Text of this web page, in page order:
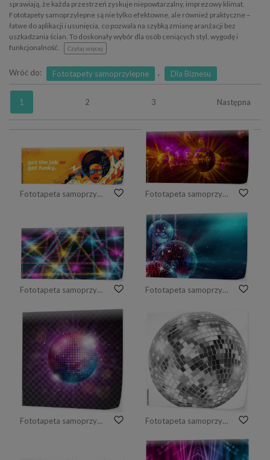
sprawiają, że każda przestrzeń zyskuje niepowtarzalny, imprezowy klimat.
Fototapety samoprzylepne są nie tylko efektowne, ale również praktyczne –
łatwe do aplikacji i usunięcia, co pozwala na szybką zmianę aranżacji bez
uszkadzania ścian. To doskonały wybór dla osób ceniących styl, wygodę i
funkcjonalność.
Czytaj więcej
Wróć do: Fototapety samoprzylepne , Dla Biznesu
1 2 3 Następna
Fototapeta samoprzylepna Funky style abstract illustration with female portrait and colorful splashing shapes. Vector illustration. Fototapeta samoprzylepna disco background with disco balls in purple and gold lighting
Fototapeta samoprzylepna Abstract background of neon lines on a black background. Bright glare of light. Fototapeta samoprzylepna Shiny disco balls under bright cyan light, space for text
Fototapeta samoprzylepna Wektorowa błyszcząca dyskoteki piłki ilustracja na przejrzystym tle. Fototapeta samoprzylepna Silver disco mirror ball isolated